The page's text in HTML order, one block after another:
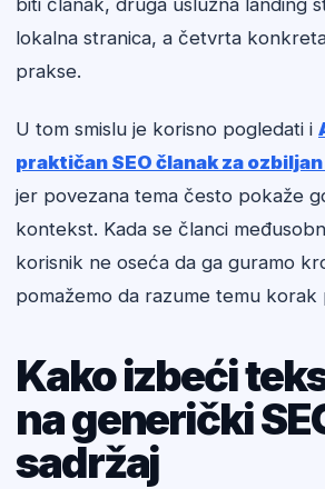
biti članak, druga uslužna landing
lokalna stranica, a četvrta
prakse.
U tom smislu je korisno pogledati i
praktičan SEO članak za
jer povezana tema često pokaže
kontekst. Kada se članci
korisnik ne oseća da ga guramo
pomažemo da razume temu korak
Kako izbeći
na generički
sadržaj